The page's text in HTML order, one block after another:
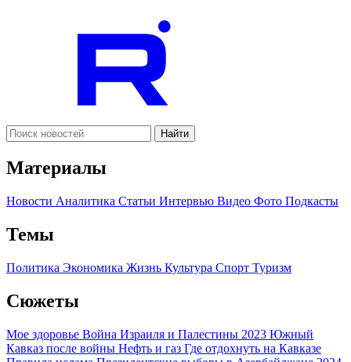
Найти
Материалы
Новости Аналитика Статьи Интервью Видео Фото Подкасты
Темы
Политика Экономика Жизнь Культура Спорт Туризм
Сюжеты
Мое здоровье Война Израиля и Палестины 2023 Южный
Кавказ после войны Нефть и газ Где отдохнуть на Кавказе